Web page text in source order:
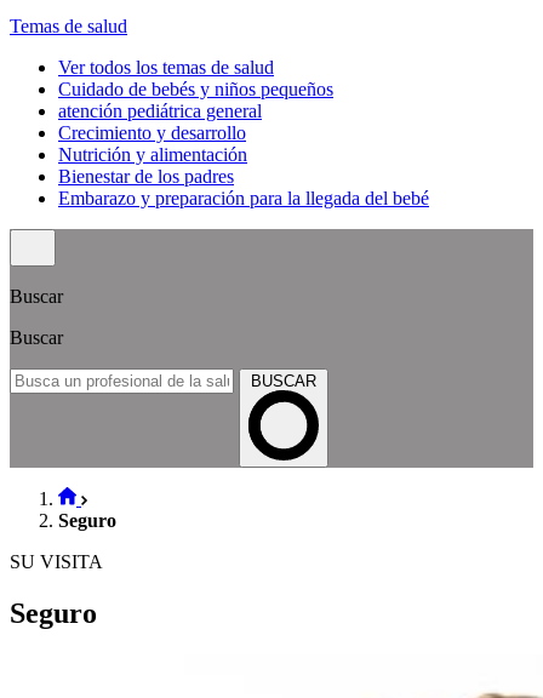
Temas de salud
Ver todos los temas de salud
Cuidado de bebés y niños pequeños
atención pediátrica general
Crecimiento y desarrollo
Nutrición y alimentación
Bienestar de los padres
Embarazo y preparación para la llegada del bebé
Buscar
Buscar
BUSCAR
Seguro
SU VISITA
Seguro